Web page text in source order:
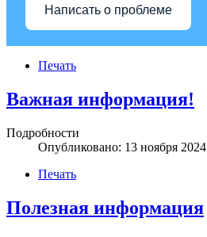
Написать о проблеме
Печать
Важная информация!
Подробности
Опубликовано: 13 ноября 2024
Печать
Полезная информация